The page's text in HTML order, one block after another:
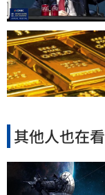
其他人也在看